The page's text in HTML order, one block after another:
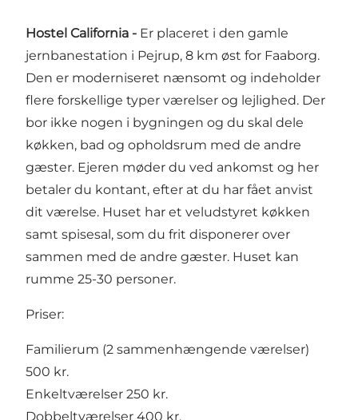
Hostel California - Er placeret i den gamle
jernbanestation i Pejrup, 8 km øst for Faaborg.
Den er moderniseret nænsomt og indeholder
flere forskellige typer værelser og lejlighed. Der
bor ikke nogen i bygningen og du skal dele
køkken, bad og opholdsrum med de andre
gæster. Ejeren møder du ved ankomst og her
betaler du kontant, efter at du har fået anvist
dit værelse. Huset har et veludstyret køkken
samt spisesal, som du frit disponerer over
sammen med de andre gæster. Huset kan
rumme 25-30 personer.
Priser:
Familierum (2 sammenhængende værelser)
500 kr.
Enkeltværelser 250 kr.
Dobbeltværelser 400 kr.